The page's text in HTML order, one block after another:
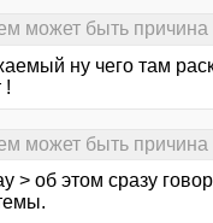
может быть причина
ну чего там
!
может быть причина
> об этом сразу